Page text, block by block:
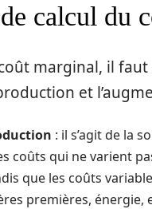
calcul du
marginal, il
et
: il s’agit de la
coûts qui ne varient
que les coûts
premières, énergie,